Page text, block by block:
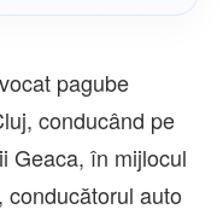
pagube
conducând pe
Geaca, în mijlocul
auto